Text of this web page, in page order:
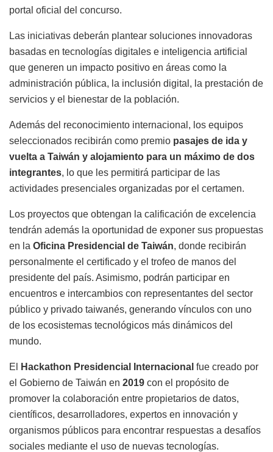
portal oficial del concurso.
Las iniciativas deberán plantear soluciones innovadoras
basadas en tecnologías digitales e inteligencia artificial
que generen un impacto positivo en áreas como la
administración pública, la inclusión digital, la prestación de
servicios y el bienestar de la población.
Además del reconocimiento internacional, los equipos
seleccionados recibirán como premio pasajes de ida y
vuelta a Taiwán y alojamiento para un máximo de dos
integrantes, lo que les permitirá participar de las
actividades presenciales organizadas por el certamen.
Los proyectos que obtengan la calificación de excelencia
tendrán además la oportunidad de exponer sus propuestas
en la Oficina Presidencial de Taiwán, donde recibirán
personalmente el certificado y el trofeo de manos del
presidente del país. Asimismo, podrán participar en
encuentros e intercambios con representantes del sector
público y privado taiwanés, generando vínculos con uno
de los ecosistemas tecnológicos más dinámicos del
mundo.
El Hackathon Presidencial Internacional fue creado por
el Gobierno de Taiwán en 2019 con el propósito de
promover la colaboración entre propietarios de datos,
científicos, desarrolladores, expertos en innovación y
organismos públicos para encontrar respuestas a desafíos
sociales mediante el uso de nuevas tecnologías.